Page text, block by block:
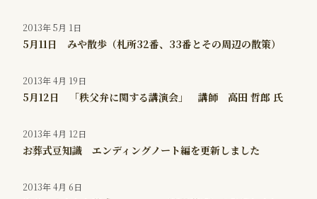
2013年 5月 1日
5月11日 みや散歩（札所32番、33番とその周辺の散策）
2013年 4月 19日
5月12日 「秩父弁に関する講演会」 講師 高田 哲郎 氏
2013年 4月 12日
お葬式豆知識 エンディングノート編を更新しました
2013年 4月 6日